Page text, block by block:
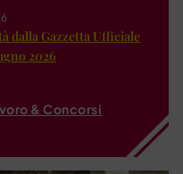
dalla Gazzetta Ufficiale
2026
& Concorsi